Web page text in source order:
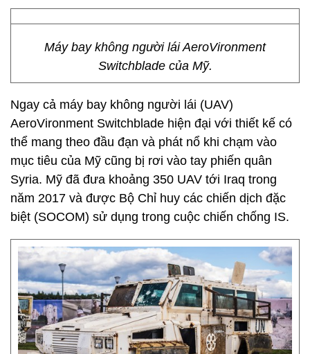
Switchblade của Mỹ.
Ngay cả máy bay không người lái (UAV)
AeroVironment Switchblade hiện đại với thiết kế có
thể mang theo đầu đạn và phát nổ khi chạm vào
mục tiêu của Mỹ cũng bị rơi vào tay phiến quân